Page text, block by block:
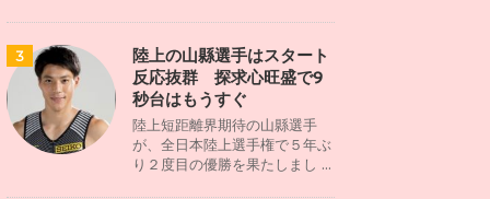
3
陸上の山縣選手はスタート
反応抜群 探求心旺盛で9
秒台はもうすぐ
陸上短距離界期待の山縣選手
が、全日本陸上選手権で５年ぶ
り２度目の優勝を果たしまし ...